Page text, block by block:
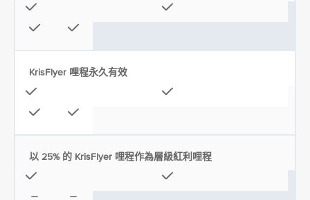
KrisFlyer 哩程永久有效
以 25% 的 KrisFlyer 哩程作為層級紅利哩程